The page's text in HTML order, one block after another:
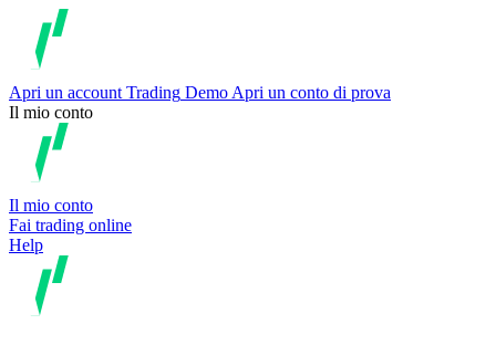
Apri un account Trading Demo Apri un conto di prova
Il mio conto
Il mio conto
Fai trading online
Help